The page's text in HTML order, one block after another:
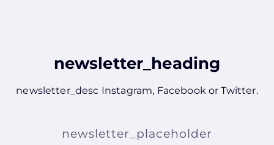
newsletter_heading
newsletter_desc Instagram, Facebook orTwitter.
newsletter_placeholder